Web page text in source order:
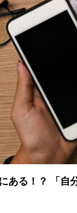
ある！？ 「自